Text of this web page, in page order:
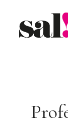
contenido